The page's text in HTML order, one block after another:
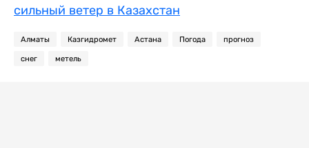
сильный ветер в Казахстан
Алматы Казгидромет Астана Погода прогноз
снег метель